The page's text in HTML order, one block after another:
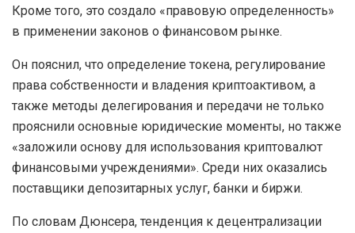
Кроме того, это создало «правовую определенность»
в применении законов о финансовом рынке.
Он пояснил, что определение токена, регулирование
права собственности и владения криптоактивом, а
также методы делегирования и передачи не только
прояснили основные юридические моменты, но также
«заложили основу для использования криптовалют
финансовыми учреждениями». Среди них оказались
поставщики депозитарных услуг, банки и биржи.
По словам Дюнсера, тенденция к децентрализации